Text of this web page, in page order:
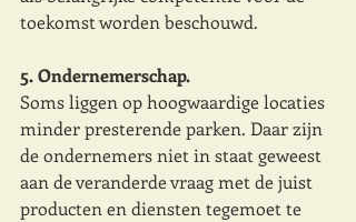
toekomst worden beschouwd.
5. Ondernemerschap.
Soms liggen op hoogwaardige locaties
minder presterende parken. Daar zijn
de ondernemers niet in staat geweest
aan de veranderde vraag met de juist
producten en diensten tegemoet te